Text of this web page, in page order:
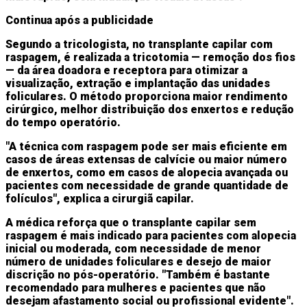
Continua após a publicidade
Segundo a tricologista, no transplante capilar com
raspagem, é realizada a tricotomia — remoção dos fios
— da área doadora e receptora para otimizar a
visualização, extração e implantação das unidades
foliculares. O método proporciona maior rendimento
cirúrgico, melhor distribuição dos enxertos e redução
do tempo operatório.
"A técnica com raspagem pode ser mais eficiente em
casos de áreas extensas de calvície ou maior número
de enxertos, como em casos de alopecia avançada ou
pacientes com necessidade de grande quantidade de
folículos", explica a cirurgiã capilar.
A médica reforça que o transplante capilar sem
raspagem é mais indicado para pacientes com alopecia
inicial ou moderada, com necessidade de menor
número de unidades foliculares e desejo de maior
discrição no pós-operatório. "Também é bastante
recomendado para mulheres e pacientes que não
desejam afastamento social ou profissional evidente".